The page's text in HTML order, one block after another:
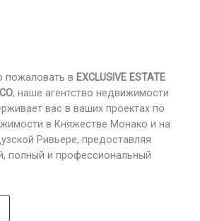
пожаловать в EXCLUSIVE ESTATE
, наше агентство недвижимости
вас в ваших проектах по
в Княжестве Монако и на
Ривьере, предоставляя
полный и профессиональный